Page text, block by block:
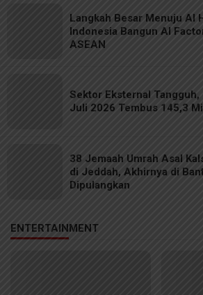
Langkah Besar Menuju AI
Indonesia Bangun AI
ASEAN
Sektor Eksternal Tangguh,
Juli 2026 Tembus 145,3
38 Jemaah Umrah Asal
di Jeddah, Akhirnya di
Dipulangkan
ENTERTAINMENT